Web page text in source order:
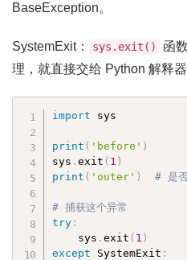
BaseException。
SystemExit： sys.exit()
函
理，就直接交给 Python 解释器
import sys
print ( 'before' )
sys .exit ( 1 )
print ( 'outer' ) # 是
# 捕获这个异常
try :
    sys
.exit ( 1 )
except SystemExit :